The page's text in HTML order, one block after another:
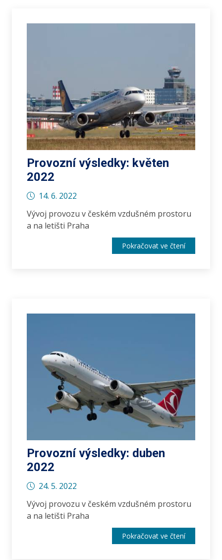
Provozní výsledky: květen
2022
14. 6. 2022
Vývoj provozu v českém vzdušném prostoru
a na letišti Praha
Pokračovat ve čtení
Provozní výsledky: duben
2022
24. 5. 2022
Vývoj provozu v českém vzdušném prostoru
a na letišti Praha
Pokračovat ve čtení